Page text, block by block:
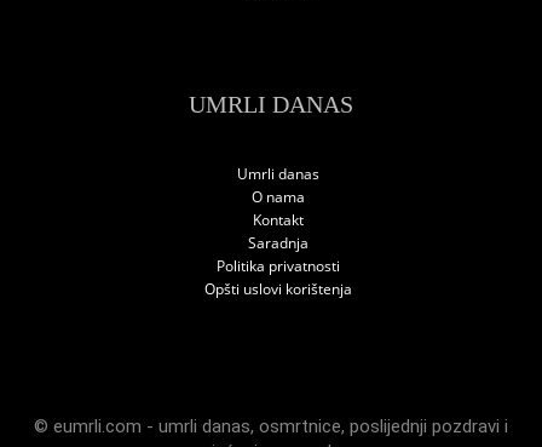
UMRLI DANAS
Umrli danas
O nama
Kontakt
Saradnja
Politika privatnosti
Opšti uslovi korištenja
© eumrli.com - umrli danas, osmrtnice, poslijednji pozdravi i